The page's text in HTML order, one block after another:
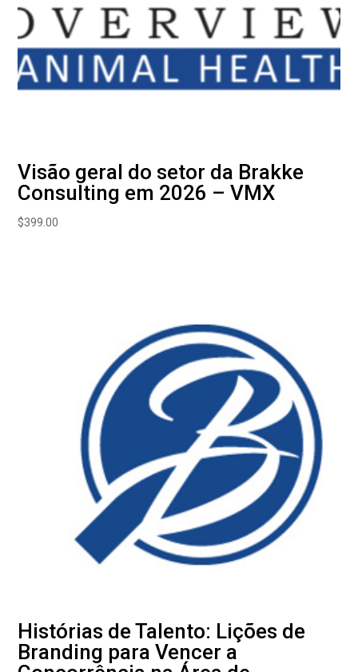
Visão geral do setor da Brakke
Consulting em 2026 – VMX
$399.00
Histórias de Talento: Lições de
Branding para Vencer a